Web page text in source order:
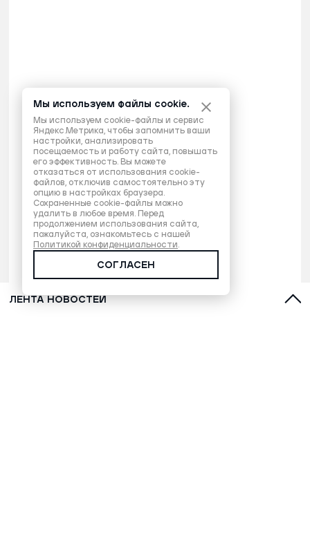
ЛЕНТА НОВОСТЕЙ
Мы используем файлы cookie.
Мы используем cookie-файлы и сервис
Яндекс.Метрика, чтобы запомнить ваши
настройки, анализировать
посещаемость и работу сайта, повышать
его эффективность. Вы можете
отказаться от использования cookie-
файлов, отключив самостоятельно эту
опцию в настройках браузера.
Сохраненные cookie-файлы можно
удалить в любое время. Перед
продолжением использования сайта,
пожалуйста, ознакомьтесь с нашей
Политикой конфиденциальности.
СОГЛАСЕН